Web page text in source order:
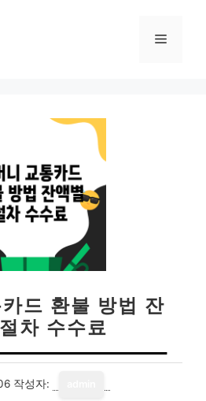
메
드 환불 방법 잔
차 수수료
작성자: